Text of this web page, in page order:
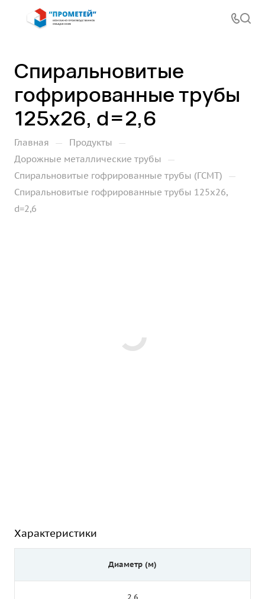
Спиральновитые
гофрированные трубы
125х26, d=2,6
Главная — Продукты —
Дорожные металлические трубы —
Спиральновитые гофрированные трубы (ГСМТ) —
Спиральновитые гофрированные трубы 125х26,
d=2,6
Характеристики
Диаметр (м)
2,6